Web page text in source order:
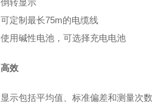
倒转显示
可定制最长75m的电缆线
使用碱性电池，可选择充电电池
高效
显示包括平均值、标准偏差和测量次数